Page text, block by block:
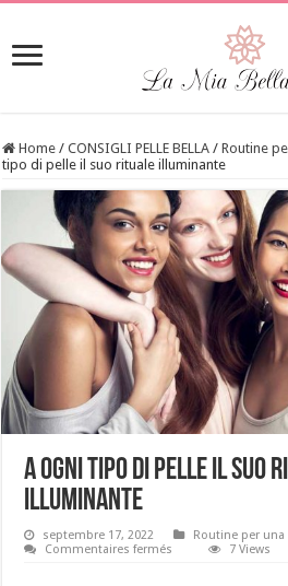
Home / CONSIGLI PELLE BELLA / Routine
tipo di pelle il suo rituale illuminante
A ogni tipo di pelle il suo
illuminante
septembre 17, 2022
Routine per una
Commentaires fermés
7 Views